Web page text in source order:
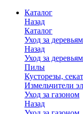
Каталог
Назад
Каталог
Уход за
Назад
Уход за
Пилы
Кусторезы,
Измельчители
Уход за газоном
Назад